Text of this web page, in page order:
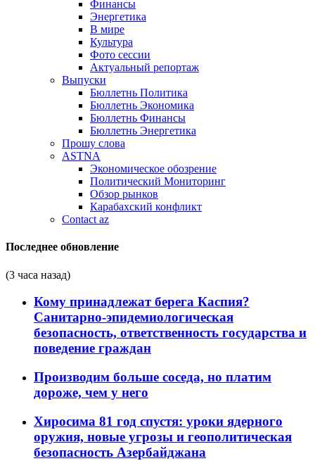
Финансы
Энергетика
В мире
Культура
Фото сессии
Актуальный репортаж
Выпуски
Бюллетнь Политика
Бюллетнь Экономика
Бюллетнь Финансы
Бюллетнь Энергетика
Прошу слова
ASTNA
Экономическое обозрение
Политический Мониторинг
Обзор рынков
Карабахский конфликт
Contact az
Последнее обновление
(3 часа назад)
Кому принадлежат берега Каспия?
Санитарно-эпидемиологическая
безопасность, ответственность государства и
поведение граждан
Производим больше соседа, но платим
дороже, чем у него
Хиросима 81 год спустя: уроки ядерного
оружия, новые угрозы и геополитическая
безопасность Азербайджана